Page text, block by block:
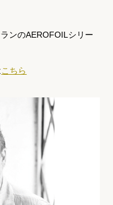
ンのAEROFOILシリー
こちら